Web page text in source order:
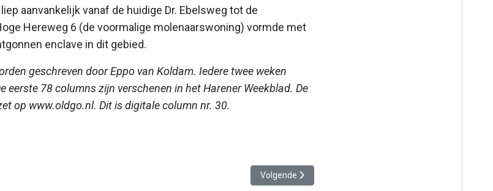
aanvankelijk vanaf de huidige Dr. Ebelsweg tot de
Hereweg 6 (de voormalige molenaarswoning) vormde met
enclave in dit gebied.
geschreven door Eppo van Koldam. Iedere twee weken
eerste 78 columns zijn verschenen in het Harener Weekblad. De
op www.oldgo.nl. Dit is digitale column nr. 30.
Volgende artikel: Dode bij brand te Onnen
Volgende